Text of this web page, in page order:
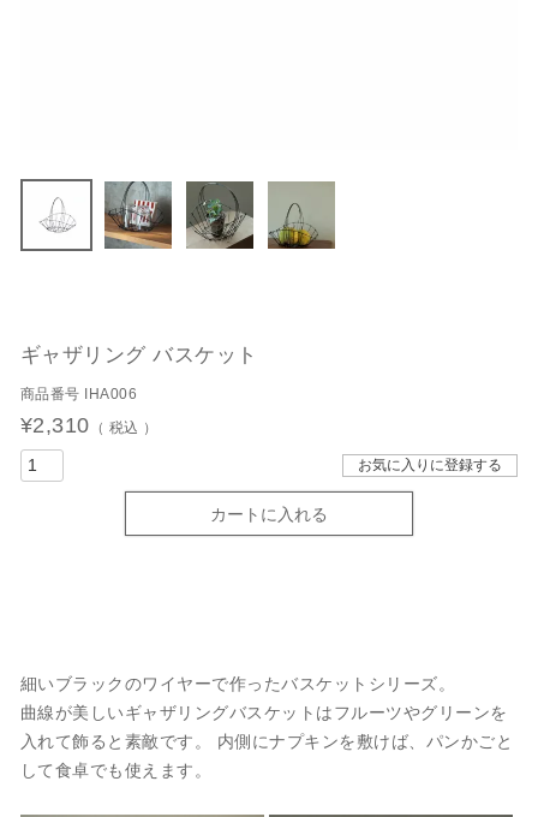
ギャザリング バスケット
商品番号 IHA006
¥2,310 税込
お気に入りに登録する
カートに入れる
細いブラックのワイヤーで作ったバスケットシリーズ。
曲線が美しいギャザリングバスケットはフルーツやグリーンを
入れて飾ると素敵です。 内側にナプキンを敷けば、パンかごと
して食卓でも使えます。